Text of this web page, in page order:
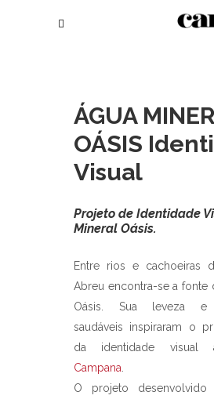
ÁGUA
OÁSIS
Visual
Projeto de Identidade
Mineral Oásis.
Entre rios e cachoeiras
Abreu encontra-se a fonte
Oásis. Sua leveza e
saudáveis inspiraram o
da identidade visual
Campana
O projeto